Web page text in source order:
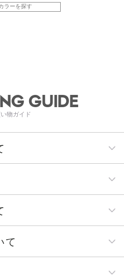
ラーを探す
GUIDE
物ガイド
て